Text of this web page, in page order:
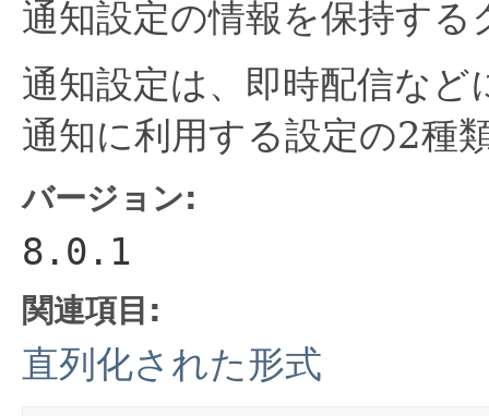
通知設定の情報を保持する
通知設定は、即時配信な
通知に利用する設定の2種
バージョン:
8.0.1
関連項目:
直列化された形式